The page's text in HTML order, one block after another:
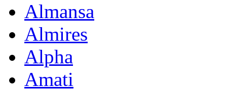
Almansa
Almires
Alpha
Amati